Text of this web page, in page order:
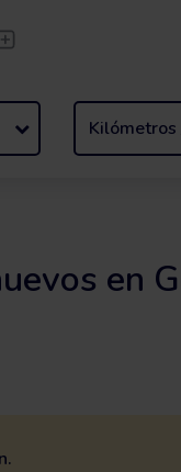
en